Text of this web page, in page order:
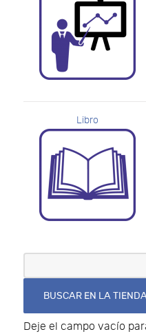
Libro
Deje el campo vacío